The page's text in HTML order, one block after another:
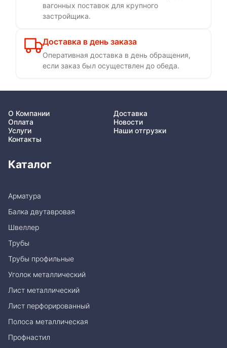
вагонных поставок для крупного
застройщика.
Доставка в день заказа
Оперативная доставка в день обращения,
если заказ был осуществлен до обеда.
О Компании
Доставка
Оплата
Новости
Услуги
Наши отгрузки
Контакты
Каталог
Арматура
Балка двутавровая
Швеллер
Трубы
Трубы профильные
Уголок металлический
Лист металлический
Лист перфорированный
Полоса металлическая
Профнастил